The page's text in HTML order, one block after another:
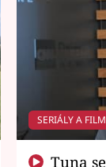
SERIÁLY A